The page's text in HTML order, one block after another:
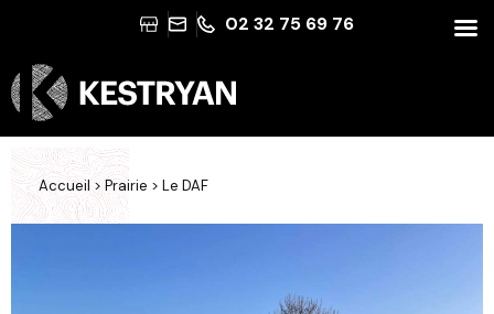
02 32 75 69 76
Accueil>Prairie > Le DAF